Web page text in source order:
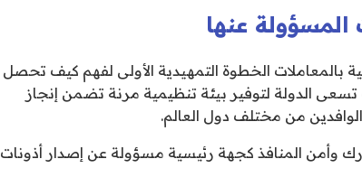
عنها
بالمعاملات الخطوة التمهيدية الأولى لفهم كيف تحصل
الدولة لتوفير بيئة تنظيمية مرنة تضمن إنجاز
من مختلف دول العالم.
وأمن المنافذ كجهة رئيسية مسؤولة عن إصدار أذونات